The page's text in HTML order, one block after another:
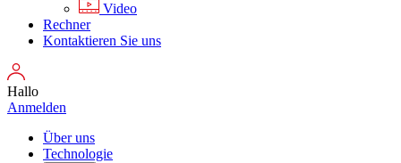
Video
Rechner
Kontaktieren Sie uns
Hallo
Anmelden
Über uns
Technologie